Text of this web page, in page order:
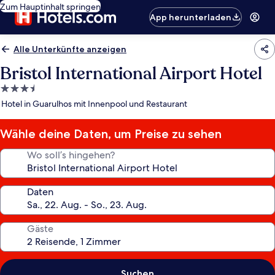
Zum Hauptinhalt springen
App herunterladen
Alle Unterkünfte anzeigen
Bristol International Airport Hotel
3.5-
Sterne-
Hotel in Guarulhos mit Innenpool und Restaurant
Wähle deine Daten, um Preise zu sehen
Wo soll’s hingehen?
Daten
Gäste